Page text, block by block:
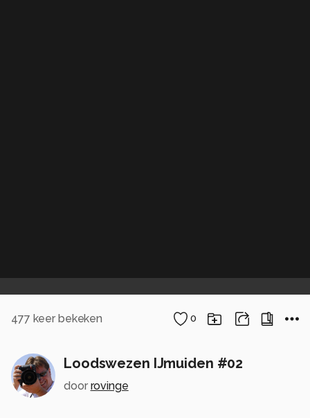
477 keer bekeken 0
Loodswezen IJmuiden #02
door rovinge